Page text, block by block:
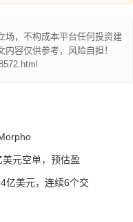
场，不构成本平台任何投资建
容仅供参考，风险自担！
元空单，预估盈
亿美元，连续6个交